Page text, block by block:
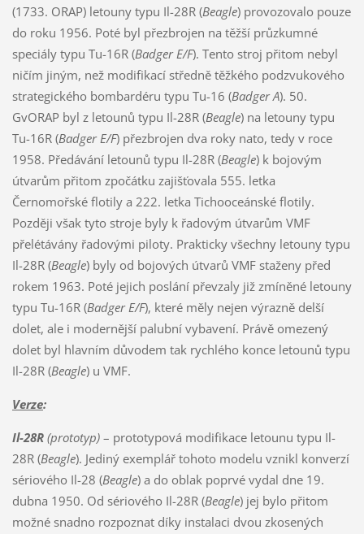
(1733. ORAP) letouny typu Il-28R (Beagle) provozovalo pouze
do roku 1956. Poté byl přezbrojen na těžší průzkumné
speciály typu Tu-16R (Badger E/F). Tento stroj přitom nebyl
ničím jiným, než modifikací středně těžkého podzvukového
strategického bombardéru typu Tu-16 (Badger A). 50.
GvORAP byl z letounů typu Il-28R (Beagle) na letouny typu
Tu-16R (Badger E/F) přezbrojen dva roky nato, tedy v roce
1958. Předávání letounů typu Il-28R (Beagle) k bojovým
útvarům přitom zpočátku zajišťovala 555. letka
Černomořské flotily a 222. letka Tichooceánské flotily.
Později však tyto stroje byly k řadovým útvarům VMF
přelétávány řadovými piloty. Prakticky všechny letouny typu
Il-28R (Beagle) byly od bojových útvarů VMF staženy před
rokem 1963. Poté jejich poslání převzaly již zmíněné letouny
typu Tu-16R (Badger E/F), které měly nejen výrazně delší
dolet, ale i modernější palubní vybavení. Právě omezený
dolet byl hlavním důvodem tak rychlého konce letounů typu
Il-28R (Beagle) u VMF.
Verze:
Il-28R (prototyp)– prototypová modifikace letounu typu Il-
28R (Beagle). Jediný exemplář tohoto modelu vznikl konverzí
sériového Il-28 (Beagle) a do oblak poprvé vydal dne 19.
dubna 1950. Od sériového Il-28R (Beagle) jej bylo přitom
možné snadno rozpoznat díky instalaci dvou zkosených